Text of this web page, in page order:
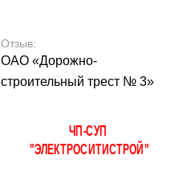
Отзыв:
ОАО «Дорожно-
строительный трест № 3»